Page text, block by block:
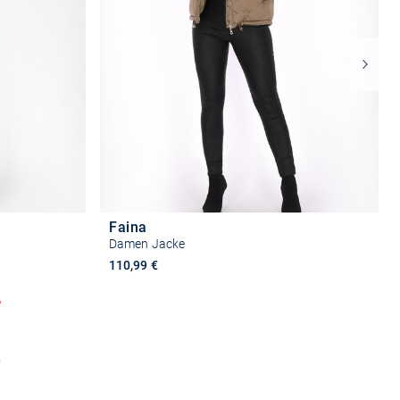
Faina
Damen Jacke
110,99 €